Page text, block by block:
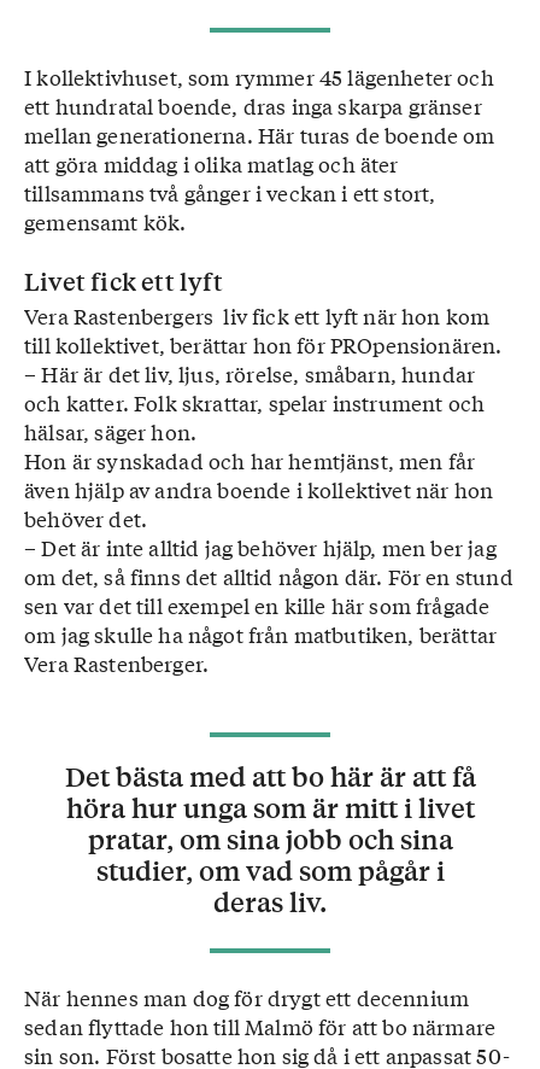
I kollektivhuset, som rymmer 45 lägenheter och
ett hundratal boende, dras inga skarpa gränser
mellan generationerna. Här turas de boende om
att göra middag i olika matlag och äter
tillsammans två gånger i veckan i ett stort,
gemensamt kök.
Livet fick ett lyft
Vera Rastenbergers liv fick ett lyft när hon kom
till kollektivet, berättar hon för PROpensionären.
– Här är det liv, ljus, rörelse, småbarn, hundar
och katter. Folk skrattar, spelar instrument och
hälsar, säger hon.
Hon är synskadad och har hemtjänst, men får
även hjälp av andra boende i kollektivet när hon
behöver det.
– Det är inte alltid jag behöver hjälp, men ber jag
om det, så finns det alltid någon där. För en stund
sen var det till exempel en kille här som frågade
om jag skulle ha något från matbutiken, berättar
Vera Rastenberger.
Det bästa med att bo här är att få
höra hur unga som är mitt i livet
pratar, om sina jobb och sina
studier, om vad som pågår i
deras liv.
När hennes man dog för drygt ett decennium
sedan flyttade hon till Malmö för att bo närmare
sin son. Först bosatte hon sig då i ett anpassat 50-